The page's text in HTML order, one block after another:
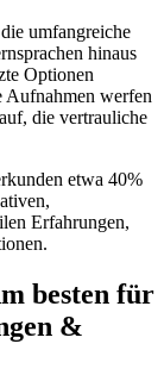
umfangreiche
hinaus
Optionen
Aufnahmen werfen
die vertrauliche
etwa 40%
Erfahrungen,
besten für
&